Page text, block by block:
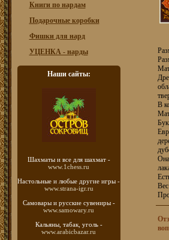
Книги по нардам
Подарочные коробки
Фишки для нард
УЦЕНКА - нарды
Наши сайты:
Шахматы и все для шахмат -
www.1chess.ru
Настольные и любые другие игры -
www.strana-igr.ru
Самовары и русские сувениры -
www.samowary.ru
Кальяны, табак, уголь -
www.arabicbazar.ru
В